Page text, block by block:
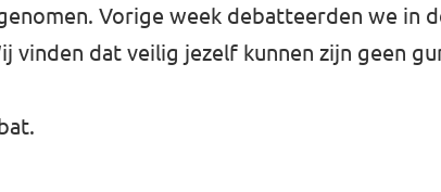
Vorige week debatteerden we in
vinden dat veilig jezelf kunnen zijn geen